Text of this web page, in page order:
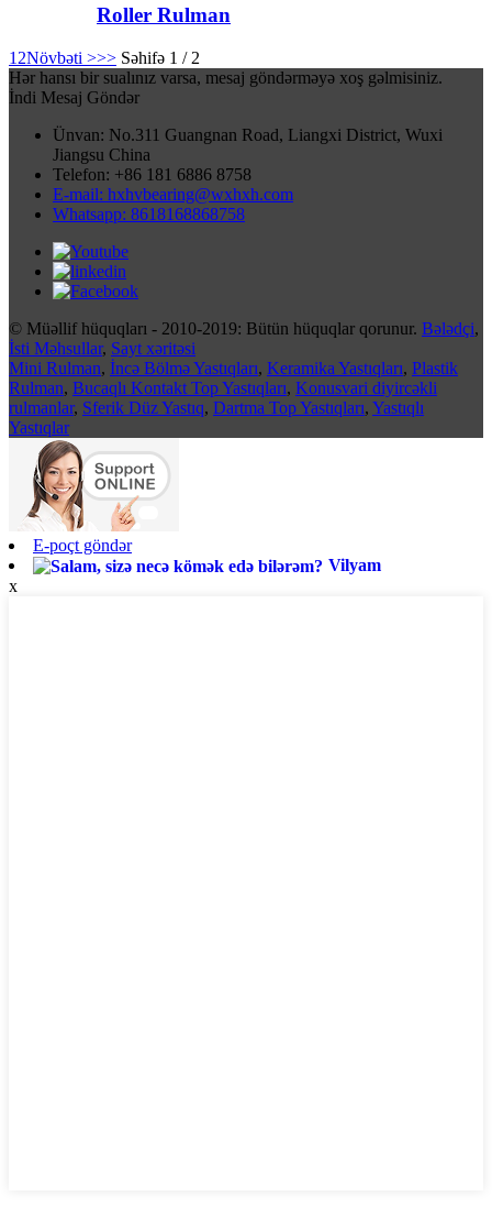
Roller Rulman
1 2Növbəti >>> Səhifə 1 / 2
Hər hansı bir sualınız varsa, mesaj göndərməyə xoş gəlmisiniz.
İndi Mesaj Göndər
Ünvan: No.311 Guangnan Road, Liangxi District, Wuxi
Jiangsu China
Telefon: +86 181 6886 8758
E-mail: hxhvbearing@wxhxh.com
Whatsapp: 8618168868758
© Müəllif hüquqları - 2010-2019: Bütün hüquqlar qorunur. Bələdçi,
İsti Məhsullar, Sayt xəritəsi
Mini Rulman, İncə Bölmə Yastıqları, Keramika Yastıqları, Plastik
Rulman, Bucaqlı Kontakt Top Yastıqları, Konusvari diyircəkli
rulmanlar, Sferik Düz Yastıq, Dartma Top Yastıqları, Yastıqlı
Yastıqlar
E-poçt göndər
Vilyam
x